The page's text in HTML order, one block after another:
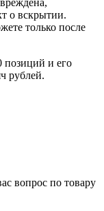
о вскрытии.
только после
позиций и его
рублей.
вопрос по товару